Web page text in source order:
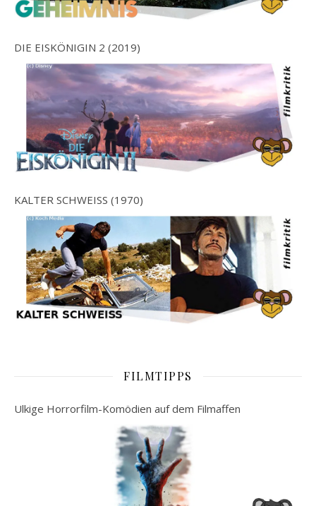
DIE EISKÖNIGIN 2 (2019)
KALTER SCHWEISS (1970)
FILMTIPPS
Ulkige Horrorfilm-Komödien auf dem Filmaffen